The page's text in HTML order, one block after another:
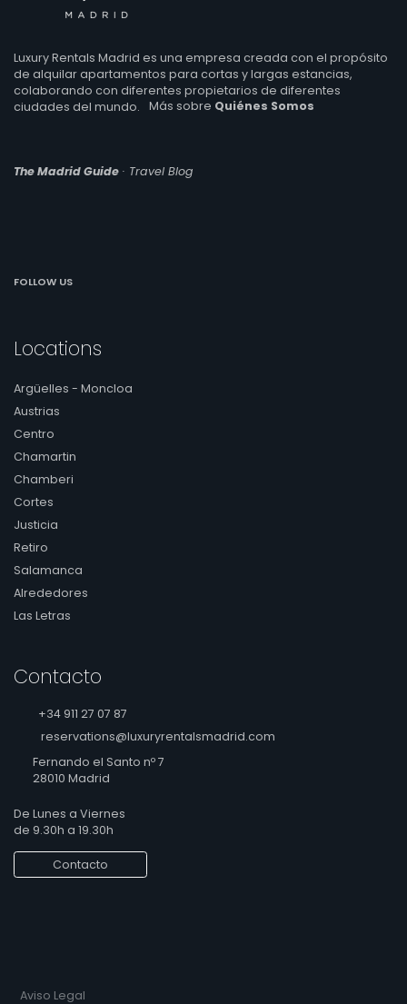
Luxury Rentals Madrid es una empresa creada con el propósito
de alquilar apartamentos para cortas y largas estancias,
colaborando con diferentes propietarios de diferentes
ciudades del mundo.
Más sobre Quiénes Somos
The Madrid Guide · Travel Blog
FOLLOW US
Locations
Argüelles - Moncloa
Austrias
Centro
Chamartin
Chamberi
Cortes
Justicia
Retiro
Salamanca
Alrededores
Las Letras
Contacto
+34 911 27 07 87
reservations@luxuryrentalsmadrid.com
Fernando el Santo nº 7
28010 Madrid
De Lunes a Viernes
de 9.30h a 19.30h
Contacto
Aviso Legal